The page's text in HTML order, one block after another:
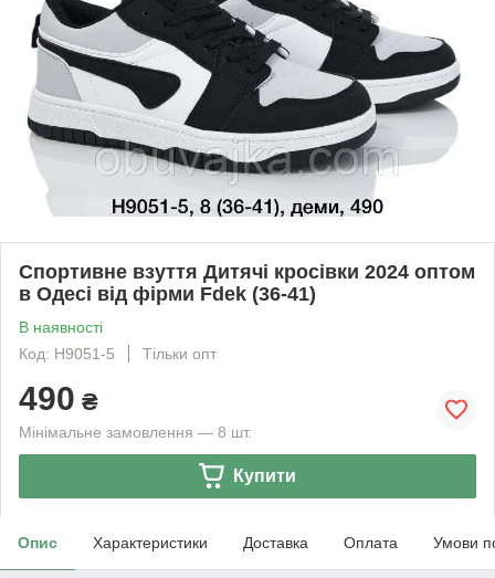
Спортивне взуття Дитячі кросівки 2024 оптом
в Одесі від фірми Fdek (36-41)
В наявності
Код: H9051-5
Тільки опт
490 ₴
Мінімальне замовлення — 8 шт.
Купити
Опис Характеристики Доставка Оплата Умови